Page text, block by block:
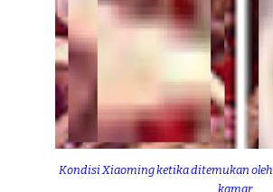
Kondisi Xiaoming ketika ditemukan
kamar.